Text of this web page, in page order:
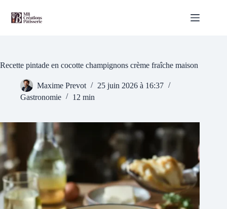
contenu
Recette pintade en cocotte champignons crème fraîche maison
Maxime Prevot
25 juin 2026 à 16:37
Gastronomie
12 min